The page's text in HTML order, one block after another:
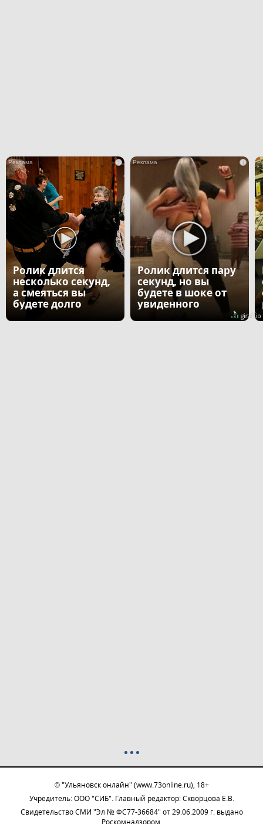
i
Ролик длится
несколько секунд,
а смеяться вы
будете долго
i
Ролик длится пару
секунд, но вы
будете в шоке от
увиденного
© "Ульяновск онлайн" (www.73online.ru), 18+
Учредитель: ООО "СИБ". Главный редактор: Скворцова Е.В.
Свидетельство СМИ "Эл № ФС77-36684" от 29.06.2009 г. выдано